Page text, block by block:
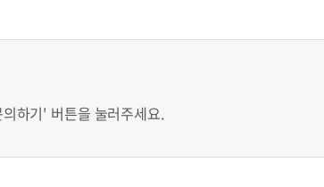
하기' 버튼을 눌러주세요.